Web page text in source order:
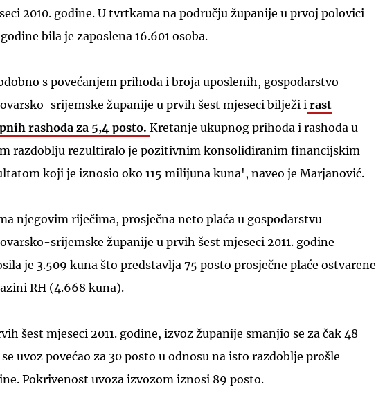
2010. godine. U tvrtkama na području županije u prvoj polovici
bila je zaposlena 16.601 osoba.
s povećanjem prihoda i broja uposlenih, gospodarstvo
srijemske županije u prvih šest mjeseci bilježi i rast
rashoda za 5,4 posto. Kretanje ukupnog prihoda i rashoda u
razdoblju rezultiralo je pozitivnim konsolidiranim financijskim
koji je iznosio oko 115 milijuna kuna', naveo je Marjanović.
njegovim riječima, prosječna neto plaća u gospodarstvu
srijemske županije u prvih šest mjeseci 2011. godine
je 3.509 kuna što predstavlja 75 posto prosječne plaće ostvarene
RH (4.668 kuna).
šest mjeseci 2011. godine, izvoz županije smanjio se za čak 48
uvoz povećao za 30 posto u odnosu na isto razdoblje prošle
Pokrivenost uvoza izvozom iznosi 89 posto.